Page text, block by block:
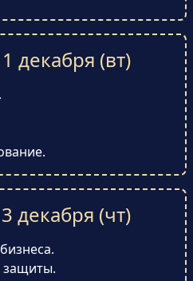
декабря (вт)
декабря (чт)
защиты.